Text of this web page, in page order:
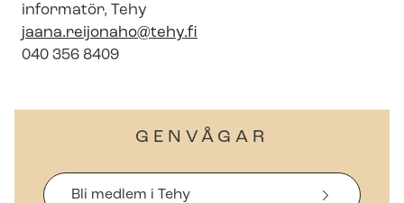
informatör, Tehy
jaana.reijonaho@tehy.fi
040 356 8409
GENVÅGAR
Bli medlem i Tehy